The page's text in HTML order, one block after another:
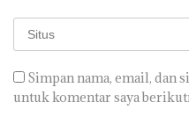
Simpan nama, email, dan
untuk komentar saya